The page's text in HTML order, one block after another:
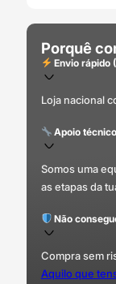
Porquê
Envio rápido
Loja nacional
Apoio
Somos uma
as etapas da
Não
Compra sem
Aquilo que